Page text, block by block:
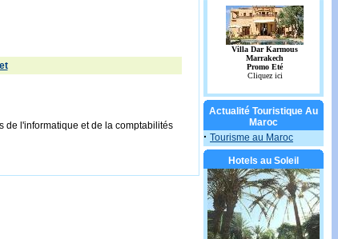
de l'informatique et de la comptabilités
Actualité Touristique Au
Maroc
· Tourisme au Maroc
Hotels au Soleil